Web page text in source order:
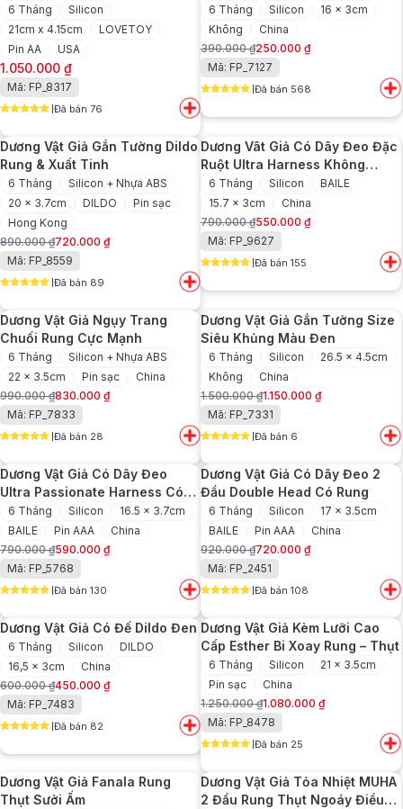
8.5inch Có Rung
6 Tháng
Silicon
21cm x 4.15cm
LOVETOY
Pin AA
USA
1.050.000 ₫
Mã: FP_8317
Đã bán 76
6 Tháng Silicon
16 x 3cm
Không
China
390.000₫
Giá
gốc
là:
390.000 ₫.
250.000 ₫
Giá
hiện
tại
là:
250.000 ₫.
Mã: FP_7127
Đã bán 568
Dương Vật Giả Gắn Tường Dildo
Rung & Xuất Tinh
6 Tháng
Silicon + Nhựa ABS
20 x 3.7cm
DILDO
Pin sạc
Hong Kong
890.000₫
Giá
gốc
là:
890.000 ₫.
720.000 ₫
Giá
hiện
tại
là:
720.000 ₫.
Mã: FP_8559
Đã bán 89
Dương Vât Giả Có Dây Đeo Đặc
Ruột Ultra Harness Không
Rung
6 Tháng Silicon
BAILE
15.7 x 3cm
China
790.000₫
Giá
gốc
là:
790.000 ₫.
550.000 ₫
Giá
hiện
tại
là:
550.000 ₫.
Mã: FP_9627
Đã bán 155
Dương Vật Giả Ngụy Trang
Chuối Rung Cực Mạnh
6 Tháng
Silicon + Nhựa ABS
22 x 3.5cm
Pin sạc
China
990.000₫
Giá
gốc
là:
990.000 ₫.
830.000 ₫
Giá
hiện
tại
là:
830.000 ₫.
Mã: FP_7833
Đã bán 28
Dương Vật Giả Gắn Tường Size
Siêu Khủng Màu Đen
6 Tháng Silicon
26.5 x 4.5cm
Không
China
1.500.000₫
Giá
gốc
là:
1.500.000 ₫.
1.150.000 ₫
Giá
hiện
tại
là:
1.150.000 ₫.
Mã: FP_7331
Đã bán 6
Dương Vật Giả Có Dây Đeo
Ultra Passionate Harness Có
Rung
6 Tháng Silicon
16.5 x 3.7cm
BAILE
Pin AAA
China
790.000₫
Giá
gốc
là:
790.000 ₫.
590.000 ₫
Giá
hiện
tại
là:
590.000 ₫.
Mã: FP_5768
Đã bán 130
Dương Vật Giả Có Dây Đeo 2
Đầu Double Head Có Rung
6 Tháng Silicon
17 x 3.5cm
BAILE
Pin AAA
China
920.000₫
Giá
gốc
là:
920.000 ₫.
720.000 ₫
Giá
hiện
tại
là:
720.000 ₫.
Mã: FP_2451
Đã bán 108
Dương Vật Giả Có Đế Dildo Đen
6 Tháng Silicon
DILDO
16,5 x 3cm
China
600.000₫
Giá
gốc
là:
600.000 ₫.
450.000 ₫
Giá
hiện
tại
là:
Mã: FP_7483
Đã bán 82
Dương Vật Giả Kèm Lưỡi Cao
Cấp Esther Bi Xoay Rung – Thụt
6 Tháng Silicon
21 x 3.5cm
Pin sạc
China
1.250.000₫
Giá
gốc
là:
1.250.000 ₫.
1.080.000 ₫
Giá
hiện
tại
là:
1.080.000 ₫.
Mã: FP_8478
Đã bán 25
Dương Vật Giả Fanala Rung
Thụt Sưởi Ấm
Dương Vật Giả Tỏa Nhiệt MUHA
2 Đầu Rung Thụt Ngoáy Điều